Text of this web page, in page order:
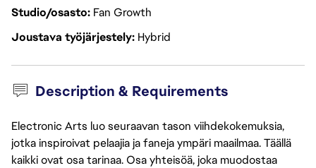
Studio/osasto Fan Growth
Joustava työjärjestely Hybrid
Description & Requirements
Electronic Arts luo seuraavan tason viihdekokemuksia,
jotka inspiroivat pelaajia ja faneja ympäri maailmaa. Täällä
kaikki ovat osa tarinaa. Osa yhteisöä, joka muodostaa